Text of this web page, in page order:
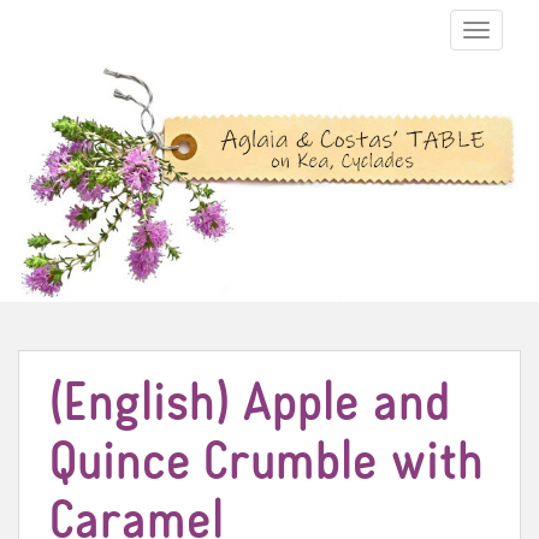
TOGGLE
(English) Apple and
Quince Crumble with
Caramel